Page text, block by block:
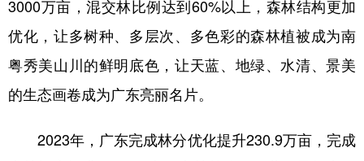
3000万亩，混交林比例达到60%以上，森林结构更加
优化，让多树种、多层次、多色彩的森林植被成为南
粤秀美山川的鲜明底色，让天蓝、地绿、水清、景美
的生态画卷成为广东亮丽名片。
2023年，广东完成林分优化提升230.9万亩，完成